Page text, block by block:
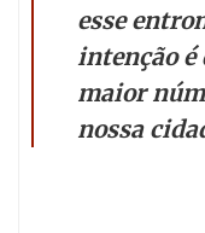
esse
intenção é
maior
nossa